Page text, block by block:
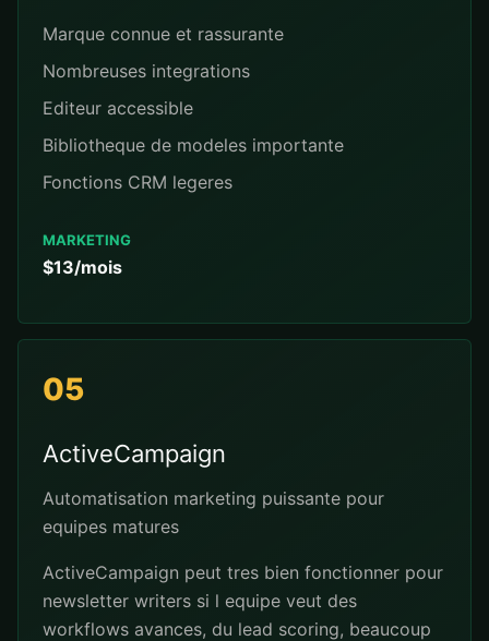
Marque connue et rassurante
Nombreuses integrations
Editeur accessible
Bibliotheque de modeles importante
Fonctions CRM legeres
MARKETING
$13/mois
05
ActiveCampaign
Automatisation marketing puissante pour
equipes matures
ActiveCampaign peut tres bien fonctionner pour
newsletter writers si l equipe veut des
workflows avances, du lead scoring, beaucoup